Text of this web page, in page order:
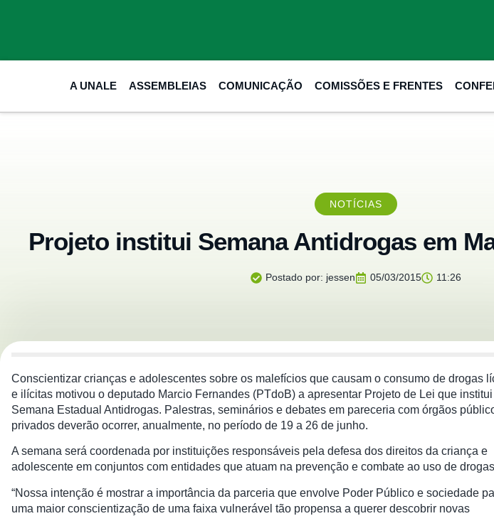
A UNALE ASSEMBLEIAS COMUNICAÇÃO COMISSÕES E FRENTES
NOTÍCIAS
Projeto institui Semana Antidrogas em
Postado por: jessen 05/03/2015 11:26
Conscientizar crianças e adolescentes sobre os malefícios que causam o consumo de drogas
e ilícitas motivou o deputado Marcio Fernandes (PTdoB) a apresentar Projeto de Lei que institui
Semana Estadual Antidrogas. Palestras, seminários e debates em pareceria com órgãos
privados deverão ocorrer, anualmente, no período de 19 a 26 de junho.
A semana será coordenada por instituições responsáveis pela defesa dos direitos da criança e
adolescente em conjuntos com entidades que atuam na prevenção e combate ao uso de
“Nossa intenção é mostrar a importância da parceria que envolve Poder Público e sociedade
uma maior conscientização de uma faixa vulnerável tão propensa a querer descobrir novas